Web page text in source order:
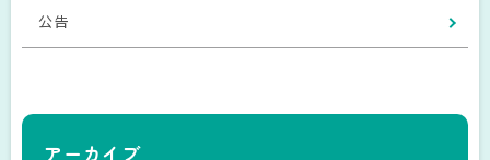
公告
アーカイブ